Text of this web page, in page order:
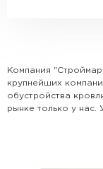
Компания
крупнейших
обустройства
рынке только у нас.